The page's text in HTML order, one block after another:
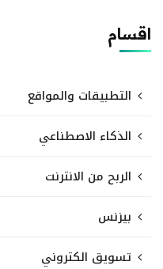
اقسام
التطبيقات والمواقع
الذكاء الاصطناعي
الربح من الانترنت
بيزنس
تسويق الكتروني